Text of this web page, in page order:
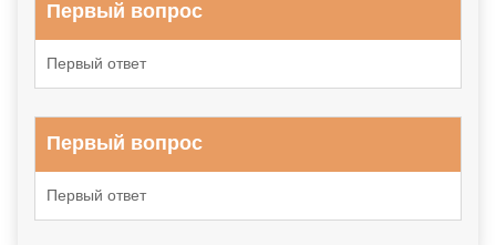
Первый вопрос
Первый ответ
Первый вопрос
Первый ответ